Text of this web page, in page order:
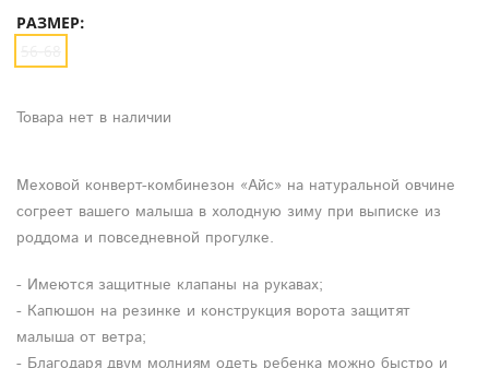
РАЗМЕР:
Товара нет в наличии
Меховой конверт-комбинезон «Айс» на натуральной овчине
согреет вашего малыша в холодную зиму при выписке из
роддома и повседневной прогулке.
- Имеются защитные клапаны на рукавах;
- Капюшон на резинке и конструкция ворота защитят
малыша от ветра;